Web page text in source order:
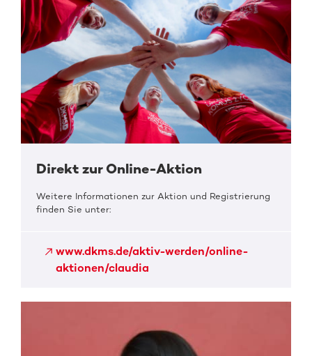
Direkt zur Online-Aktion
Weitere Informationen zur Aktion und Registrierung
finden Sie unter:
www.dkms.de/aktiv-werden/online-
aktionen/claudia